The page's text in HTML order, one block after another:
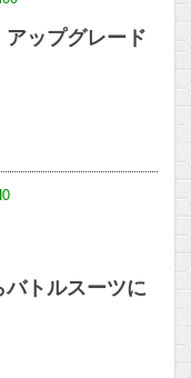
ップグレード
トルスーツに